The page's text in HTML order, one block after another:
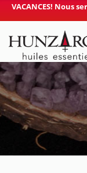
VACANCES! Nous